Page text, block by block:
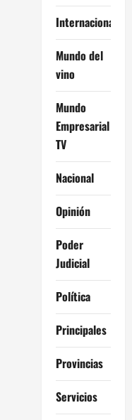
Internacional
Mundo del
vino
Mundo
Empresarial
TV
Nacional
Opinión
Poder
Judicial
Política
Principales
Provincias
Servicios